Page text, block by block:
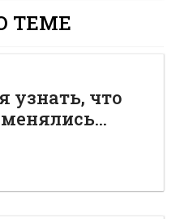
ТЕМЕ
узнать, что